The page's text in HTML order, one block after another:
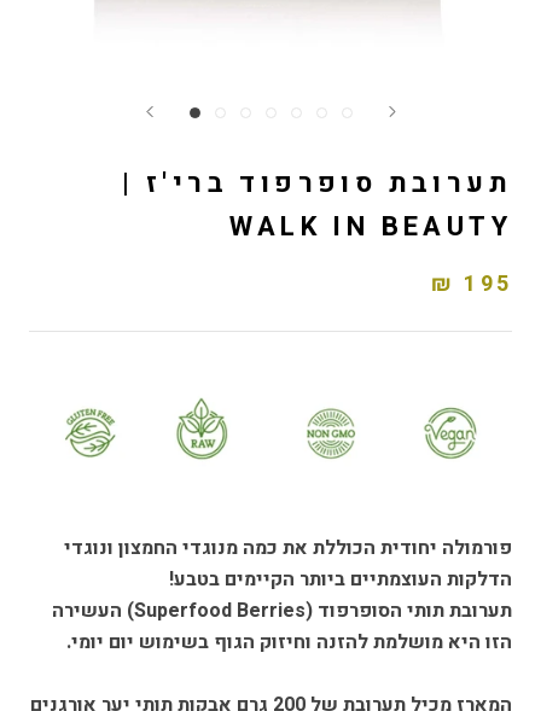
תערובת סופרפוד ברי'ז |
WALK IN BEAUTY
195 ₪
פורמולה יחודית הכוללת את כמה מנוגדי החמצון ונוגדי
הדלקות העוצמתיים ביותר הקיימים בטבע!
תערובת תותי הסופרפוד (Superfood Berries) העשירה
הזו היא מושלמת להזנה וחיזוק הגוף בשימוש יום יומי.